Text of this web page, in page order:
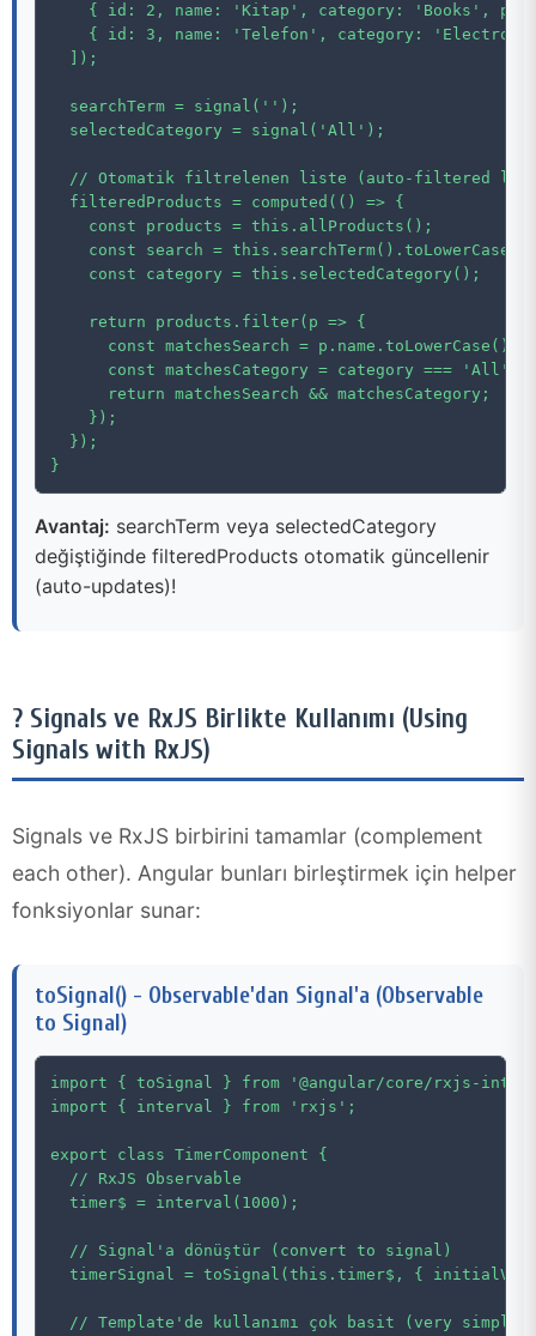
{ id: 2, name: 'Kitap', category: 'Books',
{ id: 3, name: 'Telefon', category:
  ]);
  searchTerm = signal('');
  selectedCategory = signal('All');
// Otomatik filtrelenen liste (auto-filtered
  filteredProducts = computed(() => {
    const products = this.allProducts();
const search =
    const category = this.selectedCategory();
    return products.filter(p => {
const matchesSearch =
const matchesCategory = category === 'All'
      return matchesSearch && matchesCategory;
    });
  });
}
Avantaj: searchTerm veya selectedCategory
değiştiğinde filteredProducts otomatik güncellenir
(auto-updates)!
? Signals ve RxJS Birlikte Kullanımı (Using
Signals with RxJS)
Signals ve RxJS birbirini tamamlar (complement
each other). Angular bunları birleştirmek için helper
fonksiyonlar sunar:
toSignal() - Observable'dan Signal'a (Observable
to Signal)
import { toSignal } from '@angular/core/rxjs-
import { interval } from 'rxjs';
export class TimerComponent {
  // RxJS Observable
  timer$ = interval(1000);
  // Signal'a dönüştür (convert to signal)
timerSignal = toSignal(this.timer$, {
// Template'de kullanımı çok basit (very simple